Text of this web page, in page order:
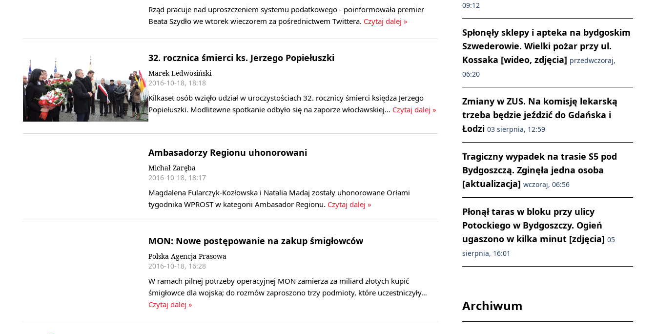
Rząd pracuje nad uproszczeniem systemu podatkowego - poinformowała premier
Beata Szydło we wtorek wieczorem za pośrednictwem Twittera. Czytaj dalej »
32. rocznica śmierci ks. Jerzego Popiełuszki
Marek Ledwosiński
2016-10-18, 18:18
Kilkaset osób wzięło udział w uroczystościach 32. rocznicy śmierci księdza Jerzego
Popiełuszki. Modlitewne spotkanie odbyło się na zaporze włocławskiej… Czytaj dalej »
Ambasadorzy Regionu uhonorowani
Michał Zaręba
2016-10-18, 18:17
Magdalena Fularczyk-Kozłowska i Natalia Madaj zostały uhonorowane Orłami
tygodnika WPROST w kategorii Ambasador Regionu. Czytaj dalej »
MON: Nowe postępowanie na zakup śmigłowców
Polska Agencja Prasowa
2016-10-18, 16:28
W ramach pilnej potrzeby operacyjnej MON zamierza za miliard złotych kupić
śmigłowce dla wojska; do rozmów zaproszono trzy podmioty, które uczestniczyły…
Czytaj dalej »
09:12
Spłonęły sklepy i apteka na bydgoskim
Szwederowie. Wielki pożar przy ul.
Kossaka [wideo, zdjęcia] przedwczoraj,
06:20
Zmiany w ZUS. Na komisję lekarską
trzeba będzie jeździć do Gdańska i
Łodzi 03 sierpnia, 12:59
Tragiczny wypadek na trasie S5 pod
Bydgoszczą. Zginęła jedna osoba
[aktualizacja] wczoraj, 06:56
Płonął taras w bloku przy ulicy
Potockiego w Bydgoszczy. Ogień
ugaszono w kilka minut [zdjęcia] 05
sierpnia, 16:01
Archiwum